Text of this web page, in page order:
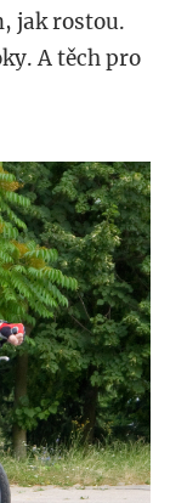
jak rostou.
A těch pro